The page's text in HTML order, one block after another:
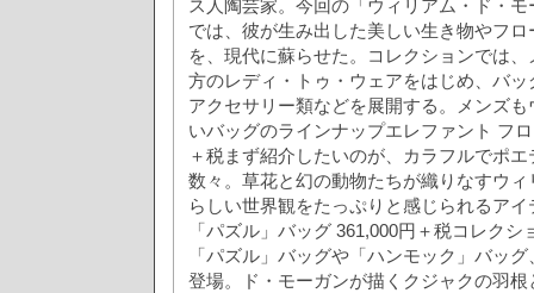
ス人陶芸家。今回の「ウィリアム・ド・
では、彼が生み出した美しい生き物やフ
を、現代に蘇らせた。コレクションでは
方のレディ・トゥ・ウェアをはじめ、バ
アクセサリー類などを展開する。メンズ
いバッグのラインナップエレファント フ
＋税まず紹介したいのが、カラフルでポ
数々。草花と幻の動物たちが織りなすウ
らしい世界観をたっぷりと感じられるア
「パズル」バッグ 361,000円＋税コレク
「パズル」バッグや「ハンモック」バッ
登場。ド・モーガンが描くクジャクの羽